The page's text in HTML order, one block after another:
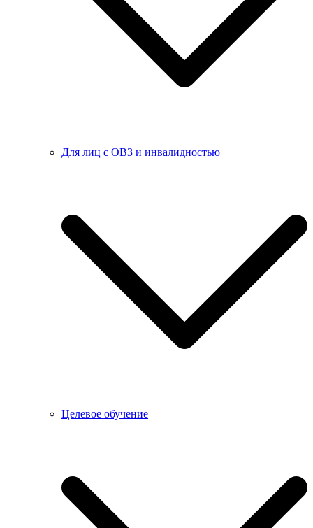
Для лиц с ОВЗ и инвалидностью
Целевое обучение